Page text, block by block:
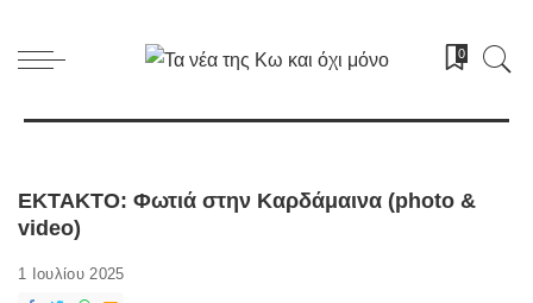
0
EKTAKTO: Φωτιά στην Καρδάμαινα (photo &
video)
1 Ιουλίου 2025